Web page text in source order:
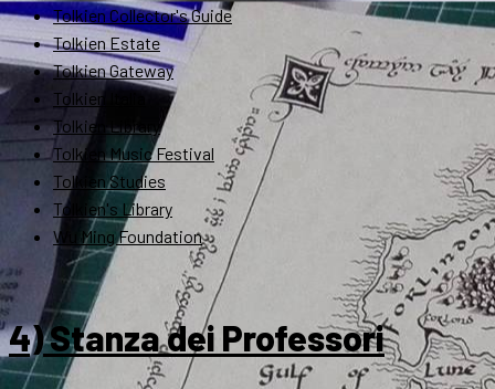
Tolkien Collector's Guide
Tolkien Estate
Tolkien Gateway
Tolkien Italia
Tolkien Library
Tolkien Music Festival
Tolkien Studies
Tolkien's Library
Wu Ming Foundation
4) Stanza dei Professori